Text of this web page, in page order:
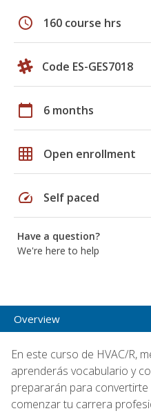
schedule 160 course hrs
Code ES-GES7018
calendar_today 6 months
grid_on Open enrollment
speed Self paced
Have a question?
We're here to help
Overview
En este curso de HVAC/R,
aprenderás vocabulario y
prepararán para convertirte
comenzar tu carrera